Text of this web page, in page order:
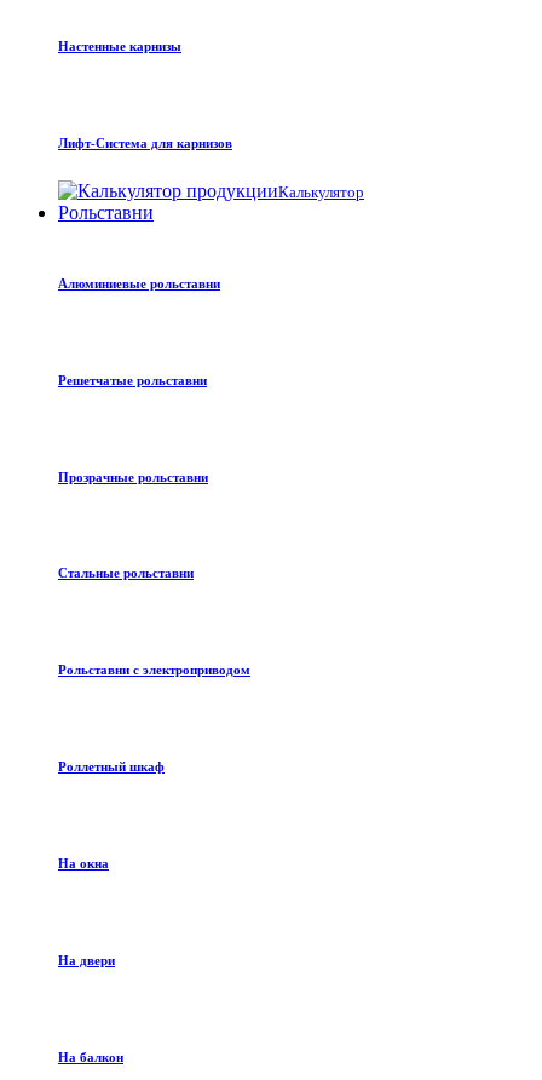
Настенные карнизы
Лифт-Система для карнизов
Калькулятор
Рольставни
Алюминиевые рольставни
Решетчатые рольставни
Прозрачные рольставни
Стальные рольставни
Рольставни с электроприводом
Роллетный шкаф
На окна
На двери
На балкон